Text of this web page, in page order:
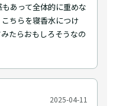
あって全体的に重めな
ちらを寝香水につけ
たらおもしろそうなの
2025-04-11